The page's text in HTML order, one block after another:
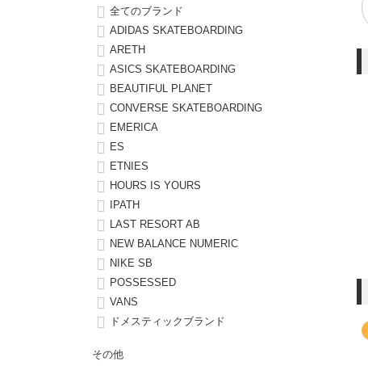
全てのブランド
ADIDAS SKATEBOARDING
ARETH
ASICS SKATEBOARDING
BEAUTIFUL PLANET
CONVERSE SKATEBOARDING
EMERICA
ES
ETNIES
HOURS IS YOURS
IPATH
LAST RESORT AB
NEW BALANCE NUMERIC
NIKE SB
POSSESSED
VANS
ドメスティックブランド
その他
足回りセット（トラック・ウィールセット）
ヘルメット・パッド
練習用アイテム（初心者におすすめ）
スケートケース・バッグ
メディア（雑誌・DVD・CD）
7分袖シャツ・ラグラン
半袖シャツ
アンダーウエア
サイズの測り方